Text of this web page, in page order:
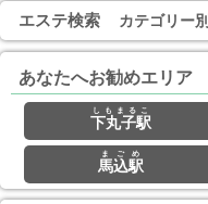
エステ検索 カテゴリー別
あなたへお勧めエリア
下丸子駅
しもまるこ
馬込駅
まごめ